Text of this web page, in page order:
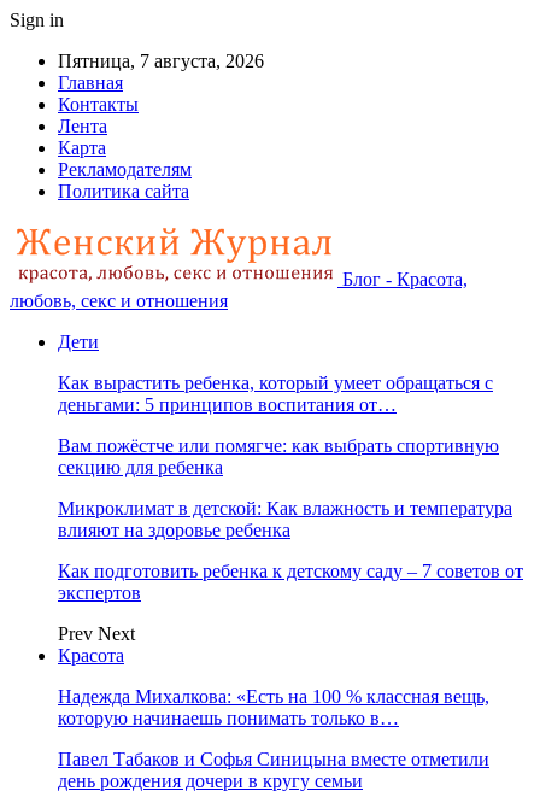
Sign in
Пятница, 7 августа, 2026
Главная
Контакты
Лента
Карта
Рекламодателям
Политика сайта
Блог - Красота,
любовь, секс и отношения
Дети
Как вырастить ребенка, который умеет обращаться с
деньгами: 5 принципов воспитания от…
Вам пожёстче или помягче: как выбрать спортивную
секцию для ребенка
Микроклимат в детской: Как влажность и температура
влияют на здоровье ребенка
Как подготовить ребенка к детскому саду – 7 советов от
экспертов
Prev Next
Красота
Надежда Михалкова: «Есть на 100 % классная вещь,
которую начинаешь понимать только в…
Павел Табаков и Софья Синицына вместе отметили
день рождения дочери в кругу семьи